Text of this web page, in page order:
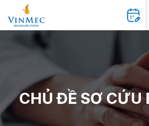
CHỦ ĐỀ SƠ CỨU